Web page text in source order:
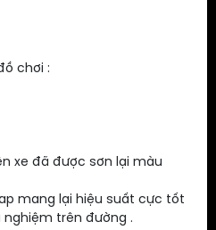
chơi :
xe đã được sơn lại màu
mang lại hiệu suất cực tốt
trên đường .